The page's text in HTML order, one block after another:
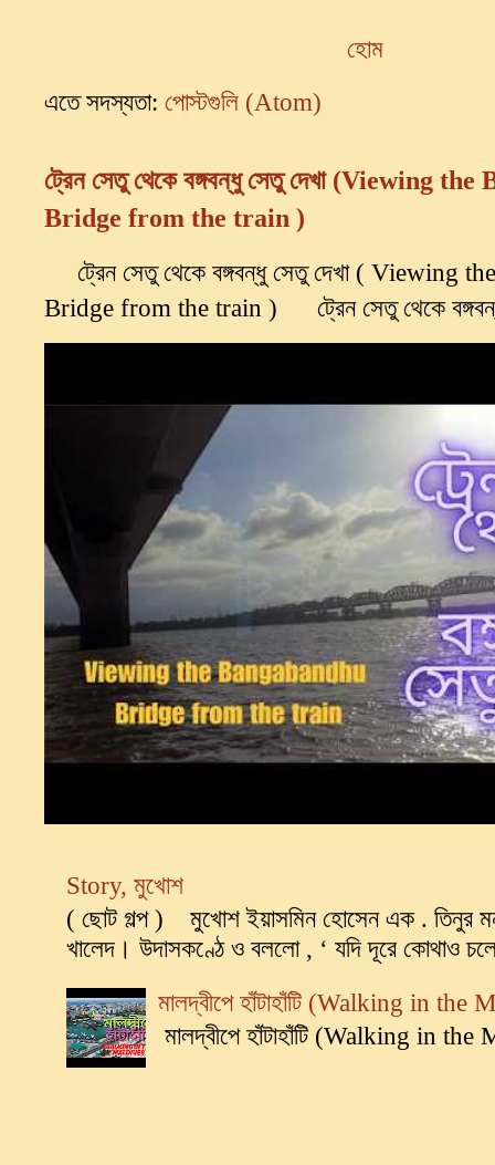
হোম
এতে সদস্যতা: পোস্টগুলি (Atom)
ট্রেন সেতু থেকে বঙ্গবন্ধু সেতু দেখা (Viewing
Bridge from the train )
ট্রেন সেতু থেকে বঙ্গবন্ধু সেতু দেখা ( Viewing
Bridge from the train ) ট্রেন সেতু থেকে
Story, মুখোশ
( ছোট গল্প ) মুখোশ ইয়াসমিন হোসেন এক . তিনুর
খালেদ। উদাসকণ্ঠে ও বললো , ‘ যদি দূরে কোথাও
মালদ্বীপে হাঁটাহাঁটি (Walking in the
মালদ্বীপে হাঁটাহাঁটি (Walking in